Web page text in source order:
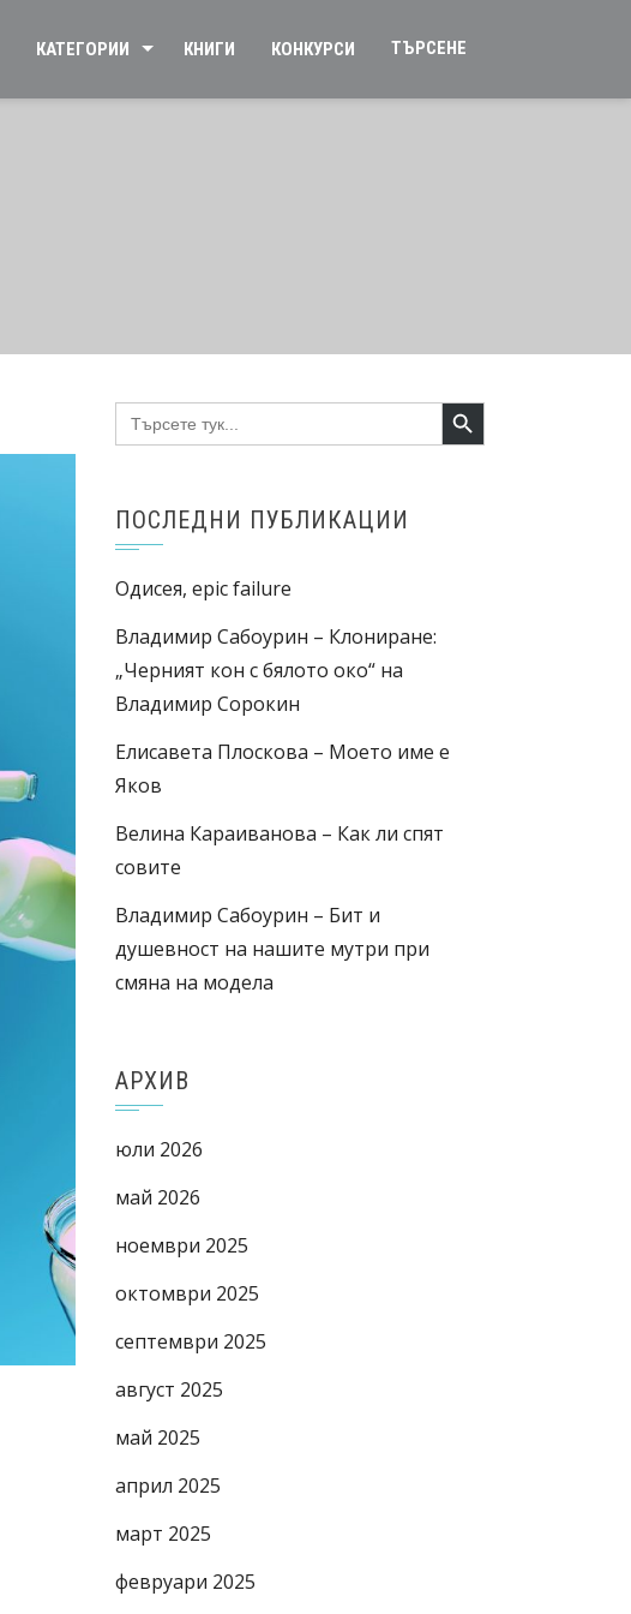
КАТЕГОРИИ КНИГИ КОНКУРСИ ТЪРСЕНЕ
Search
for:
Search Button
ПОСЛЕДНИ ПУБЛИКАЦИИ
Одисея, epic failure
Владимир Сабоурин – Клониране:
„Черният кон с бялото око“ на
Владимир Сорокин
Елисавета Плоскова – Моето име е
Яков
Велина Караиванова – Как ли спят
совите
Владимир Сабоурин – Бит и
душевност на нашите мутри при
смяна на модела
АРХИВ
юли 2026
май 2026
ноември 2025
октомври 2025
септември 2025
август 2025
май 2025
април 2025
март 2025
февруари 2025